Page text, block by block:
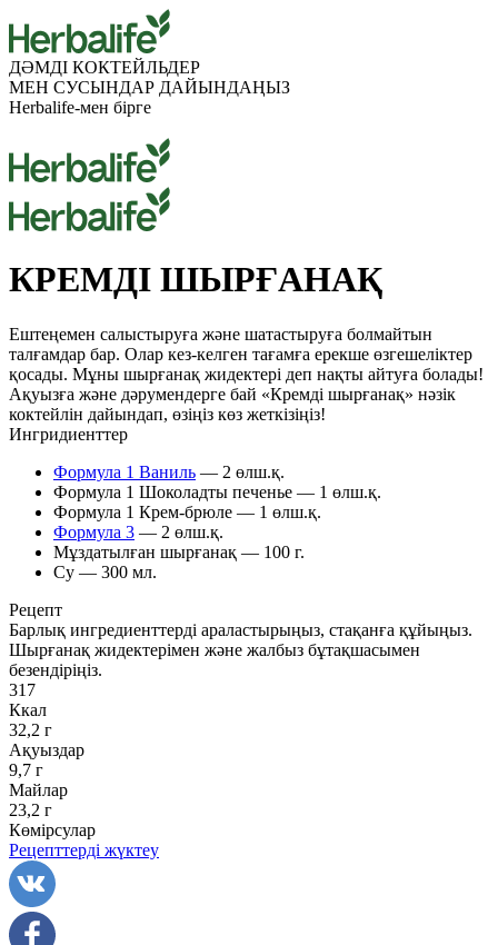
ДӘМДІ КОКТЕЙЛЬДЕР
МЕН СУСЫНДАР ДАЙЫНДАҢЫЗ
Herbalife-мен бірге
КРЕМДІ ШЫРҒАНАҚ
Ештеңемен салыстыруға және шатастыруға болмайтын
талғамдар бар. Олар кез-келген тағамға ерекше өзгешеліктер
қосады. Мұны шырғанақ жидектері деп нақты айтуға болады!
Ақуызға және дәрумендерге бай «Кремді шырғанақ» нәзік
коктейлін дайындап, өзіңіз көз жеткізіңіз!
Ингридиенттер
Формула 1 Ваниль — 2 өлш.қ.
Формула 1 Шоколадты печенье — 1 өлш.қ.
Формула 1 Крем-брюле — 1 өлш.қ.
Формула 3 — 2 өлш.қ.
Мұздатылған шырғанақ — 100 г.
Су — 300 мл.
Рецепт
Барлық ингредиенттерді араластырыңыз, стақанға құйыңыз.
Шырғанақ жидектерімен және жалбыз бұтақшасымен
безендіріңіз.
317
Ккал
32,2 г
Ақуыздар
9,7 г
Майлар
23,2 г
Көмірсулар
Рецепттерді жүктеу